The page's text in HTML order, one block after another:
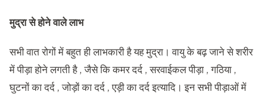
मुद्रा से होने वाले लाभ
सभी वात रोगों में बहुत ही लाभकारी है यह मुद्रा। वायु के बढ़ जाने से शरीर
में पीड़ा होने लगती है , जैसे कि कमर दर्द , सरवाईकल पीड़ा , गठिया ,
घुटनों का दर्द , जोड़ों का दर्द , एड़ी का दर्द इत्यादि। इन सभी पीड़ाओं में